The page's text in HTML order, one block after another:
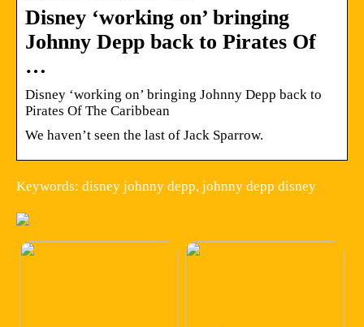
Disney ‘working on’ bringing
Johnny Depp back to Pirates Of
…
Disney ‘working on’ bringing Johnny Depp back to
Pirates Of The Caribbean
We haven’t seen the last of Jack Sparrow.
Keywords: disney johnny depp, johnny depp disney